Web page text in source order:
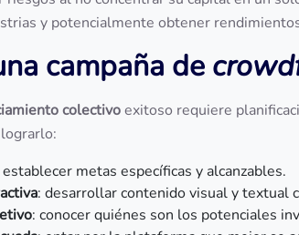
y potencialmente obtener
campaña de
colectivoexitoso requiere
establecer metas específicas y alcanzables.
: desarrollar contenido visual y textual
: conocer quiénes son los potenciales